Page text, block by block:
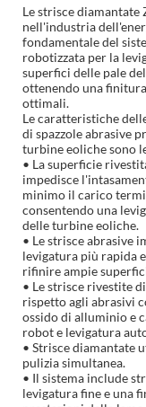
Le strisce
nell'industria
fondamentale del
robotizzata per la
superfici delle pale
ottenendo una
ottimali.
Le caratteristiche
di spazzole abrasive
turbine eoliche sono
• La superficie
impedisce
minimo il carico
consentendo una
delle turbine eoliche.
• Le strisce abrasive
levigatura più rapida
rifinire ampie
• Le strisce rivestite
rispetto agli abrasivi
ossido di alluminio e
robot e levigatura
• Strisce diamantate
pulizia simultanea.
• Il sistema include
levigatura fine e una